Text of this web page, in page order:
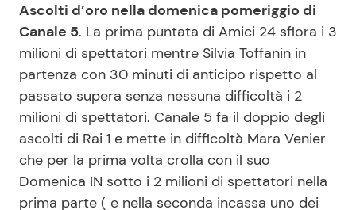
Moda e Style
Mondo Mamma
News benessere
Salute
Viaggi e Turismo
Dolci
Le Ricette in TV
Primi Piatti
Ricette Facili e Veloci
Ricette Feste
Ascolti d’oro nella domenica pomeriggio di
Canale 5. La prima puntata di Amici 24 sfiora i 3
milioni di spettatori mentre Silvia Toffanin in
partenza con 30 minuti di anticipo rispetto al
passato supera senza nessuna difficoltà i 2
milioni di spettatori. Canale 5 fa il doppio degli
ascolti di Rai 1 e mette in difficoltà Mara Venier
che per la prima volta crolla con il suo
Domenica IN sotto i 2 milioni di spettatori nella
prima parte ( e nella seconda incassa uno dei